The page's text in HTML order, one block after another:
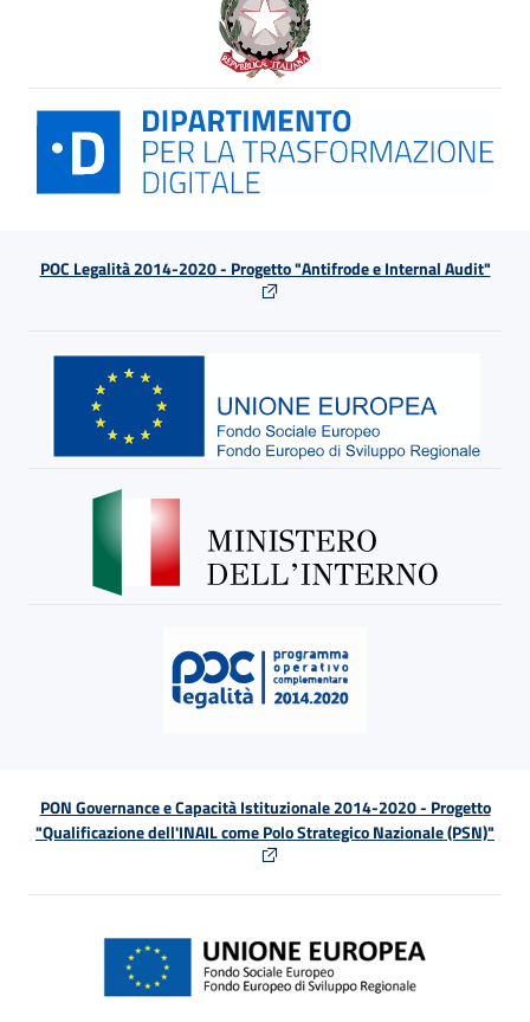
POC Legalità 2014-2020 - Progetto "Antifrode e Internal Audit"
PON Governance e Capacità Istituzionale 2014-2020 - Progetto
"Qualificazione dell'INAIL come Polo Strategico Nazionale (PSN)"